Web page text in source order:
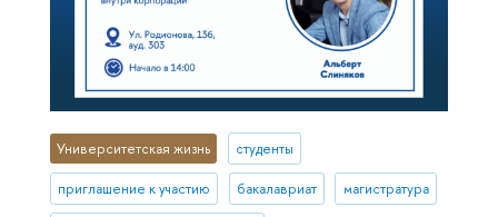
Университетская жизнь студенты
приглашение к участию бакалавриат магистратура